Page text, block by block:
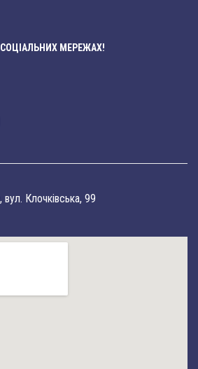
МЕРЕЖАХ!
Клочківська, 99